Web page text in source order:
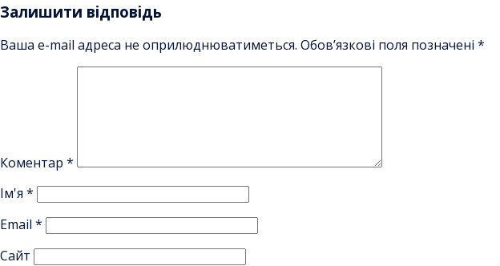
Залишити відповідь
Ваша e-mail адреса не оприлюднюватиметься. Обов’язкові поля позначені *
Коментар *
Ім'я *
Email *
Сайт